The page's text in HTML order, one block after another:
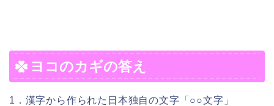
ヨコのカギの答え
1．漢字から作られた日本独自の文字「○○文字」